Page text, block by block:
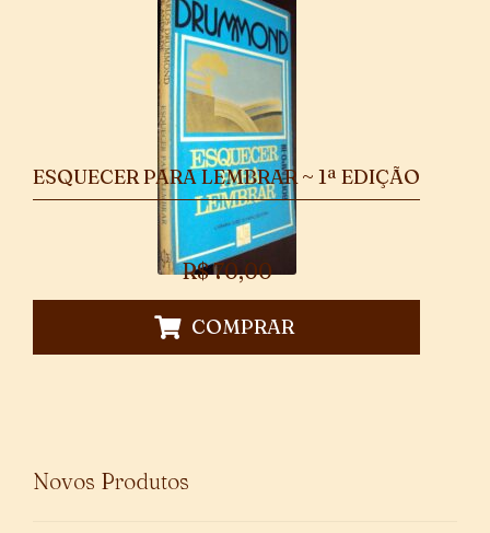
ESQUECER PARA LEMBRAR ~ 1ª EDIÇÃO
R$70,00
COMPRAR
Novos Produtos